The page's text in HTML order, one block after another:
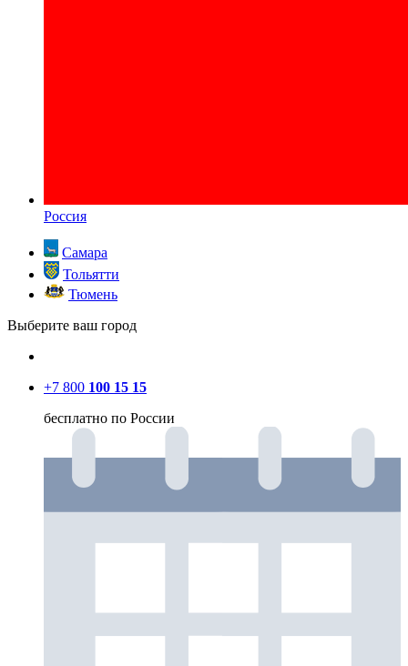
Россия
Самара
Тольятти
Тюмень
Выберите ваш город
+7 800 100 15 15
бесплатно по России